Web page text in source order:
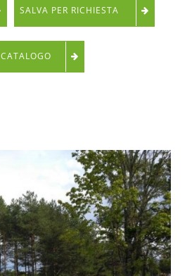
SALVA PER RICHIESTA
CATALOGO